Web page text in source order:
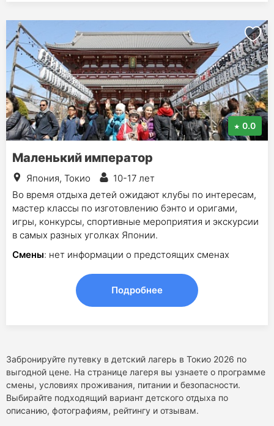
0.0
Маленький император
Япония, Токио
10-17 лет
Во время отдыха детей ожидают клубы по интересам,
мастер классы по изготовлению бэнто и оригами,
игры, конкурсы, спортивные мероприятия и экскурсии
в самых разных уголках Японии.
Смены: нет информации о предстоящих сменах
Подробнее
Забронируйте путевку в детский лагерь в Токио 2026 по
выгодной цене. На странице лагеря вы узнаете о программе
смены, условиях проживания, питании и безопасности.
Выбирайте подходящий вариант детского отдыха по
описанию, фотографиям, рейтингу и отзывам.